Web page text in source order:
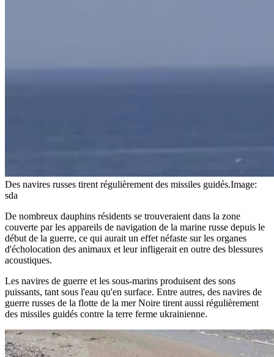
Des navires russes tirent régulièrement des missiles guidés.Image:
sda
De nombreux dauphins résidents se trouveraient dans la zone
couverte par les appareils de navigation de la marine russe depuis le
début de la guerre, ce qui aurait un effet néfaste sur les organes
d'écholocation des animaux et leur infligerait en outre des blessures
acoustiques.
Les navires de guerre et les sous-marins produisent des sons
puissants, tant sous l'eau qu'en surface. Entre autres, des navires de
guerre russes de la flotte de la mer Noire tirent aussi régulièrement
des missiles guidés contre la terre ferme ukrainienne.